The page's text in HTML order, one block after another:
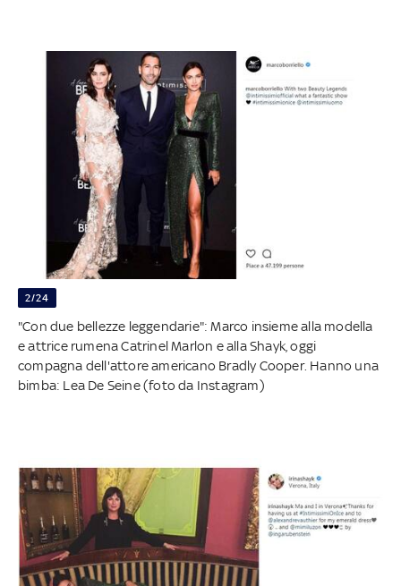
2/24
"Con due bellezze leggendarie": Marco insieme alla modella
e attrice rumena Catrinel Marlon e alla Shayk, oggi
compagna dell'attore americano Bradly Cooper. Hanno una
bimba: Lea De Seine (foto da Instagram)